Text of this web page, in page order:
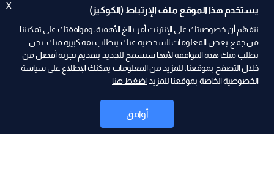
2026-06-09
مقدمة النشرة المسائية 09-06-2026
X يستخدم هذا الموقع ملف الإرتباط (الكوكيز)
نتفهّم أن خصوصيتك على الإنترنت أمر بالغ الأهمية، وموافقتك على تمكيننا
من جمع بعض المعلومات الشخصية عنك يتطلب ثقة كبيرة منك. نحن
نطلب منك هذه الموافقة لأنها ستسمح للجديد بتقديم تجربة أفضل من
خلال التصفح بموقعنا. للمزيد من المعلومات يمكنك الإطلاع على سياسة
الخصوصية الخاصة بموقعنا للمزيد اضغط هنا
أوافق